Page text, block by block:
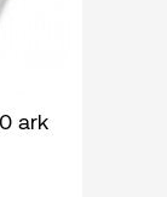
ark